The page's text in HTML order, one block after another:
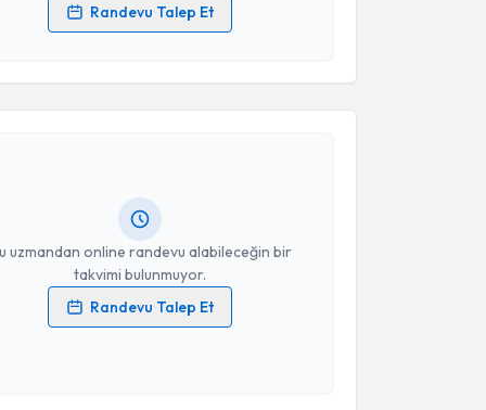
Randevu Talep Et
verilerimin işlenmesine ilişkinAydınlatma Metni
uzmandan online randevu alabileceğin bir
takvimi bulunmuyor.
Randevu Talep Et
Talebi
Duman
verilerimin işlenmesine ilişkinAydınlatma Metni